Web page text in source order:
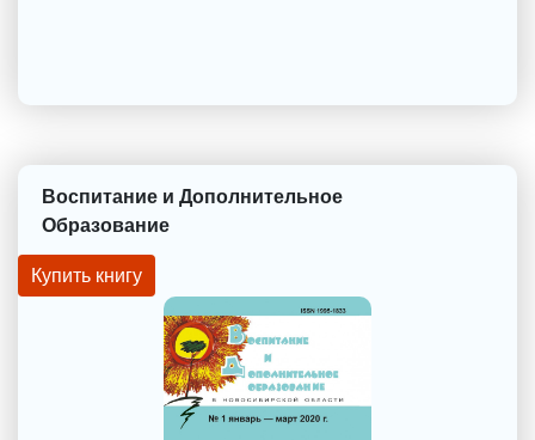
Воспитание и Дополнительное
Образование
Купить книгу